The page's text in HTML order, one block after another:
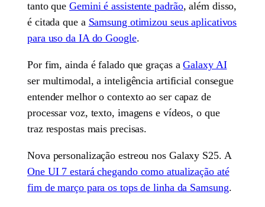
tanto queGemini é assistente padrão, além disso,
é citada que a Samsung otimizou seus aplicativos
para uso da IA do Google.
Por fim, ainda é falado que graças aGalaxy AI
ser multimodal, a inteligência artificial consegue
entender melhor o contexto ao ser capaz de
processar voz, texto, imagens e vídeos, o que
traz respostas mais precisas.
Nova personalização estreou nos Galaxy S25. A
One UI 7 estará chegando como atualização até
fim de março para os tops de linha da Samsung.